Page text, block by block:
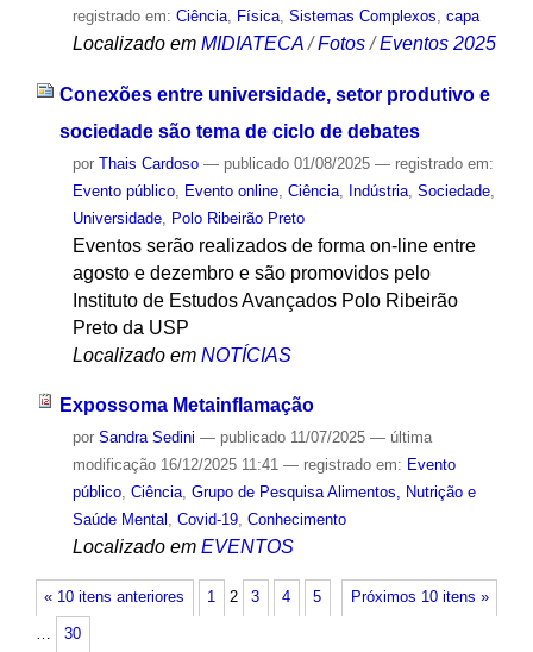
registrado em: Ciência, Física, Sistemas Complexos capa
Localizado em MIDIATECA /Fotos /Eventos 2025
Conexões entre universidade, setor produtivo e
sociedade são tema de ciclo de debates
por Thais Cardoso — publicado01/08/2025 — registrado em:
Evento público, Evento online, Ciência, Indústria, Sociedade,
Universidade, Polo Ribeirão Preto
Eventos serão realizados de forma on-line entre
agosto e dezembro e são promovidos pelo
Instituto de Estudos Avançados Polo Ribeirão
Preto da USP
Localizado em NOTÍCIAS
Expossoma Metainflamação
por Sandra Sedini — publicado11/07/2025 — última
modificação16/12/2025 11:41 — registrado em: Evento
público, Ciência, Grupo de Pesquisa Alimentos, Nutrição e
Saúde Mental , Covid-19, Conhecimento
Localizado em EVENTOS
« 10 itens anteriores Próximos 10 itens »
1 2 3 4 5
… 30